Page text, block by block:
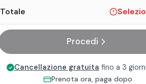
Totale
Procedi
Cancellazione gratuita fino a 3
Prenota ora, paga dopo